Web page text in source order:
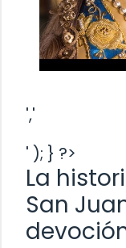
','
' ); } ?>
La
San